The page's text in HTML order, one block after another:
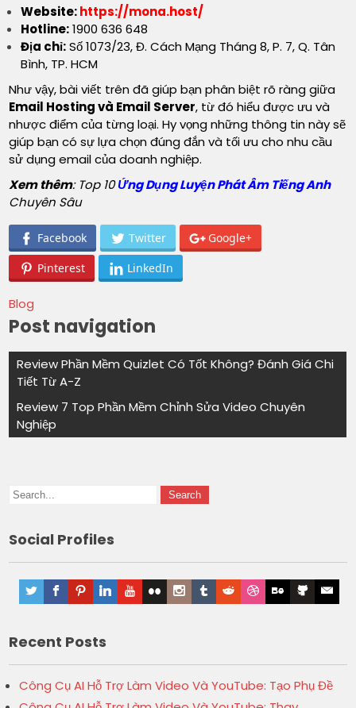
Website:https://mona.host/
Hotline:1900 636 648
Địa chỉ:Số 1073/23, Đ. Cách Mạng Tháng 8, P. 7, Q. Tân
Bình, TP. HCM
Như vậy, bài viết trên đã giúp bạn phân biệt rõ ràng giữa
Email Hosting và Email Server, từ đó hiểu được ưu và
nhược điểm của từng loại. Hy vọng những thông tin này sẽ
giúp bạn có sự lựa chọn đúng đắn và tối ưu cho nhu cầu
sử dụng email của doanh nghiệp.
Xem thêm: Top 10Ứng Dụng Luyện Phát Âm Tiếng Anh
Chuyên Sâu
Facebook Twitter Google+
Pinterest LinkedIn
Blog
Post navigation
Review Phần Mềm Quizlet Có Tốt Không? Đánh Giá Chi
Tiết Từ A-Z
Review 7 Top Phần Mềm Chỉnh Sửa Video Chuyên
Nghiệp
Social Profiles
Recent Posts
Công Cụ AI Hỗ Trợ Làm Video Và YouTube: Tạo Phụ Đề